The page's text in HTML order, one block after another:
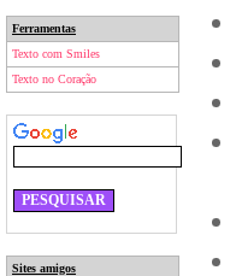
Ferramentas
Texto com Smiles
Texto no Coração
Sites amigos